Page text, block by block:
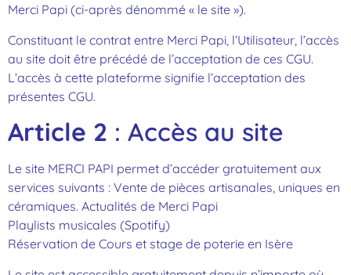
Merci Papi (ci-après dénommé « le site »).
Constituant le contrat entre Merci Papi, l’Utilisateur, l’accès
au site doit être précédé de l’acceptation de ces CGU.
L’accès à cette plateforme signifie l’acceptation des
présentes CGU.
Article 2 : Accès au site
Le site MERCI PAPI permet d’accéder gratuitement aux
services suivants : Vente de pièces artisanales, uniques en
céramiques. Actualités de Merci Papi
Playlists musicales (Spotify)
Réservation de Cours et stage de poterie en Isère